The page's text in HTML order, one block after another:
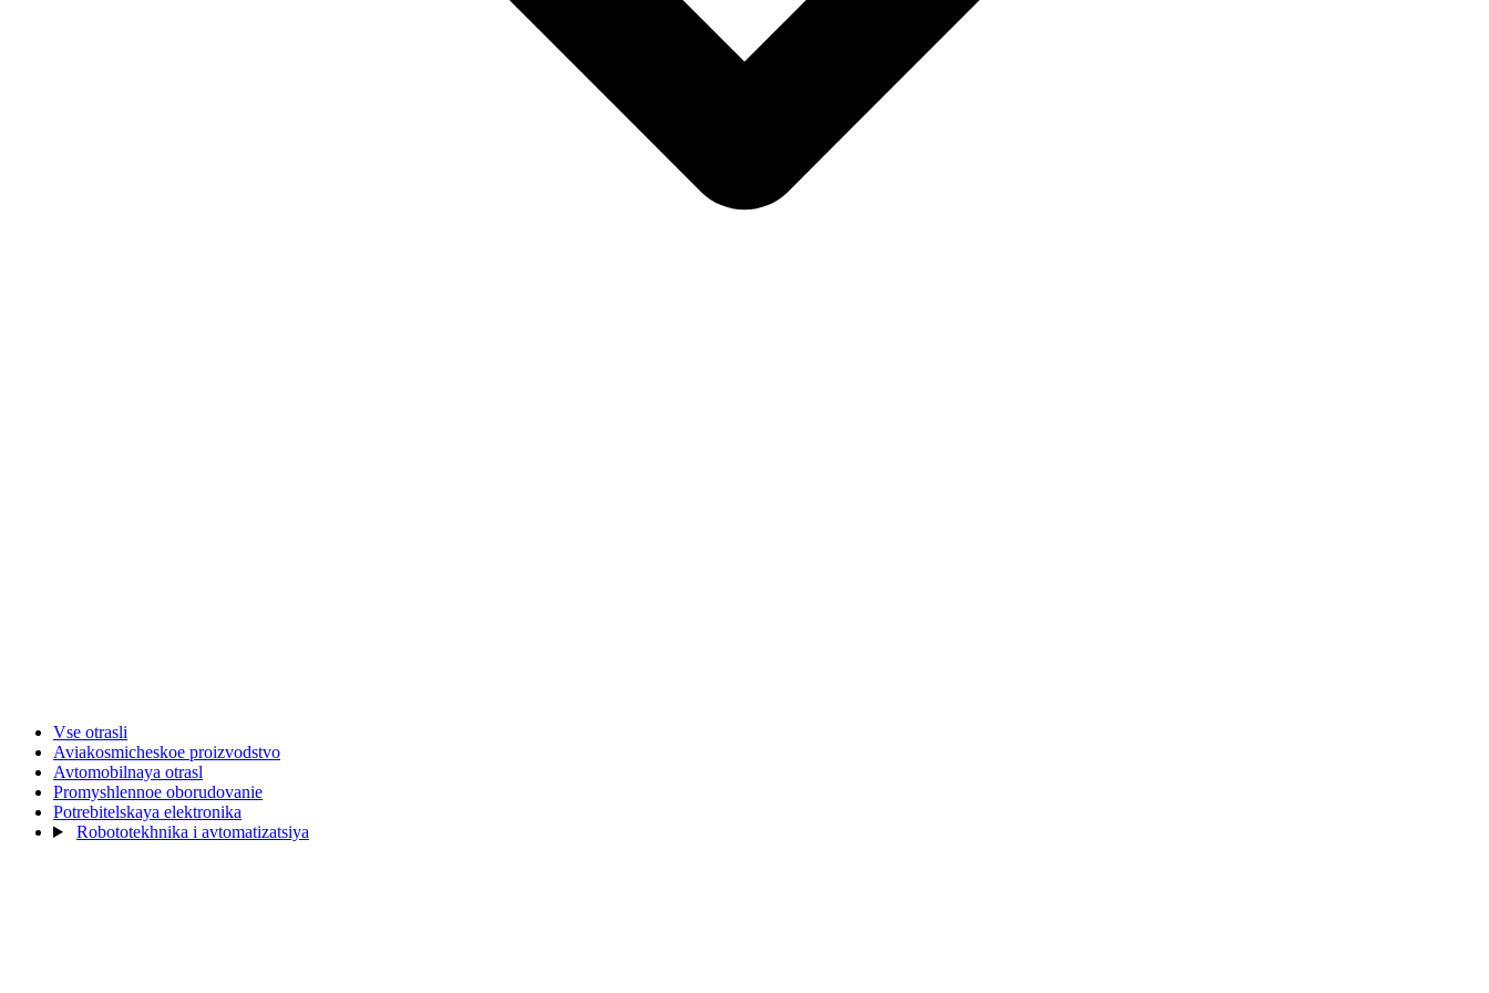
Vse otrasli
Aviakosmicheskoe proizvodstvo
Avtomobilnaya otrasl
Promyshlennoe oborudovanie
Potrebitelskaya elektronika
Robototekhnika i avtomatizatsiya